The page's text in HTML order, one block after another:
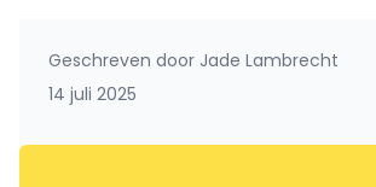
Geschreven door Jade Lambrecht
14 juli 2025